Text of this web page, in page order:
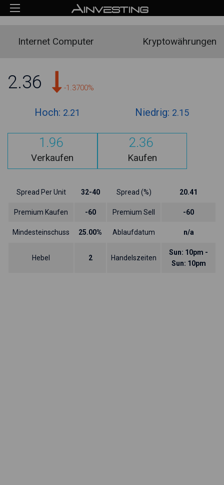
Internet Computer Kryptowährungen
2.36 -1.3700%
Hoch: 2.21 Niedrig: 2.15
1.96
Verkaufen
2.36
Kaufen
Spread Per Unit 32-40 Spread (%) 20.41
Premium Kaufen -60 Premium Sell -60
Mindesteinschuss 25.00% Ablaufdatum n/a
Hebel 2 Handelszeiten
Sun: 10pm -
Sun: 10pm